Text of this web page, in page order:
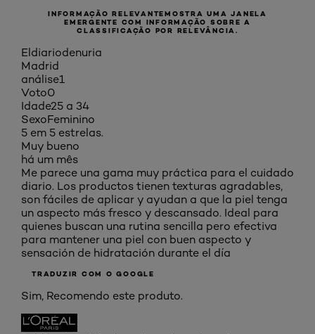
INFORMAÇÃO RELEVANTEMOSTRA UMA JANELA
EMERGENTE COM INFORMAÇÃO SOBRE A
CLASSIFICAÇÃO POR RELEVÂNCIA.
Eldiariodenuria
Madrid
análise1
Voto0
Idade25 a 34
SexoFeminino
5 em 5 estrelas.
Muy bueno
há um mês
Me parece una gama muy práctica para el cuidado
diario. Los productos tienen texturas agradables,
son fáciles de aplicar y ayudan a que la piel tenga
un aspecto más fresco y descansado. Ideal para
quienes buscan una rutina sencilla pero efectiva
para mantener una piel con buen aspecto y
sensación de hidratación durante el día
TRADUZIR COM O GOOGLE
Sim, Recomendo este produto.